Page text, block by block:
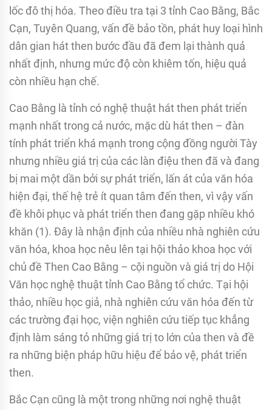
lốc đô thị hóa. Theo điều tra tại 3 tỉnh Cao Bằng, Bắc
Cạn, Tuyên Quang, vấn đề bảo tồn, phát huy loại hình
dân gian hát then bước đầu đã đem lại thành quả
nhất định, nhưng mức độ còn khiêm tốn, hiệu quả
còn nhiều hạn chế.
Cao Bằng là tỉnh có nghệ thuật hát then phát triển
mạnh nhất trong cả nước, mặc dù hát then – đàn
tính phát triển khá mạnh trong cộng đồng người Tày
nhưng nhiều giá trị của các làn điệu then đã và đang
bị mai một dần bởi sự phát triển, lấn át của văn hóa
hiện đại, thế hệ trẻ ít quan tâm đến then, vì vậy vấn
đề khôi phục và phát triển then đang gặp nhiều khó
khăn (1). Đây là nhận định của nhiều nhà nghiên cứu
văn hóa, khoa học nêu lên tại hội thảo khoa học với
chủ đề Then Cao Bằng – cội nguồn và giá trị do Hội
Văn học nghệ thuật tỉnh Cao Bằng tổ chức. Tại hội
thảo, nhiều học giả, nhà nghiên cứu văn hóa đến từ
các trường đại học, viện nghiên cứu tiếp tục khẳng
định làm sáng tỏ những giá trị to lớn của then và đề
ra những biện pháp hữu hiệu để bảo vệ, phát triển
then.
Bắc Cạn cũng là một trong những nơi nghệ thuật